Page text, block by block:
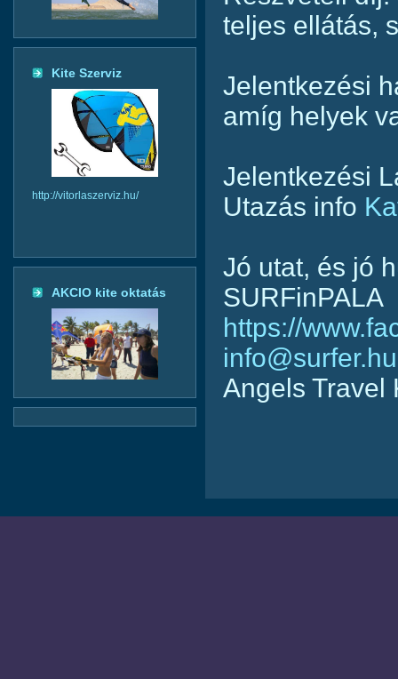
Kite Szerviz
http://vitorlaszerviz.hu/
AKCIO kite oktatás
teljes ellátás,
Jelentkezési
amíg helyek
Jelentkezési
Utazás info
Jó utat, és jó
SURFinPALA
https://
info@surfer.hu
Angels Travel